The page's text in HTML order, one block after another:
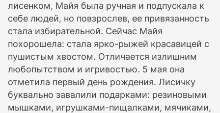
лисенком, Майя была ручная и подпускала к
себе людей, но повзрослев, ее привязанность
стала избирательной. Сейчас Майя
похорошела: стала ярко-рыжей красавицей с
пушистым хвостом. Отличается излишним
любопытством и игривостью. 5 мая она
отметила первый день рождения. Лисичку
буквально завалили подарками: резиновыми
мышками, игрушками-пищалками, мячиками,